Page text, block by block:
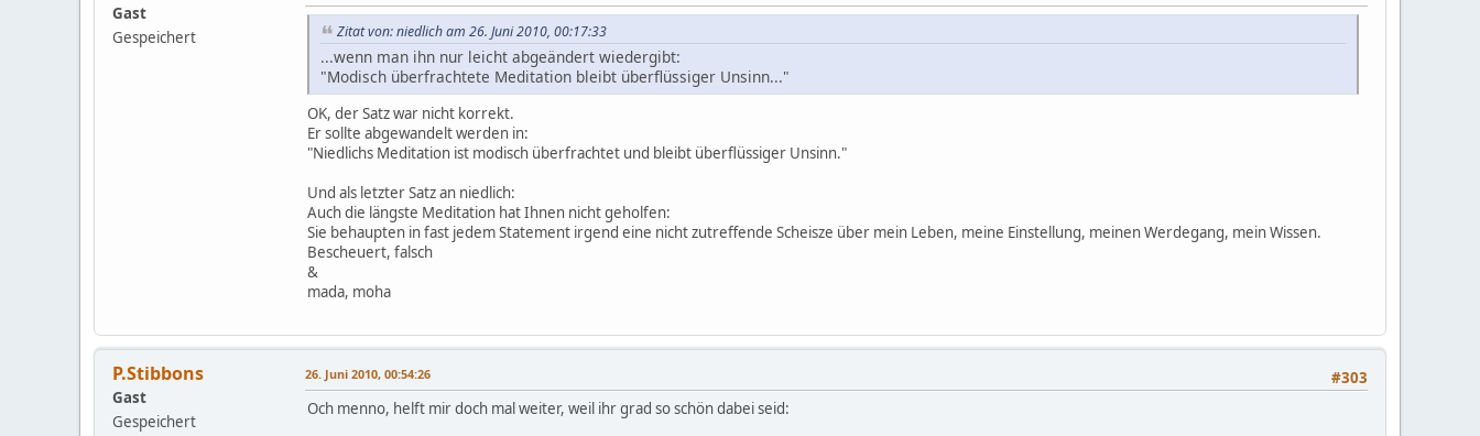
Gast
Gespeichert
Zitat von: niedlich am 26. Juni 2010, 00:17:33
...wenn man ihn nur leicht abgeändert wiedergibt:
"Modisch überfrachtete Meditation bleibt überflüssiger Unsinn..."
OK, der Satz war nicht korrekt.
Er sollte abgewandelt werden in:
"Niedlichs Meditation ist modisch überfrachtet und bleibt überflüssiger Unsinn."
Und als letzter Satz an niedlich:
Auch die längste Meditation hat Ihnen nicht geholfen:
Sie behaupten in fast jedem Statement irgend eine nicht zutreffende Scheisze über mein Leben, meine Einstellung, meinen Werdegang, mein Wissen.
Bescheuert, falsch
&
mada, moha
P.Stibbons
Gast
Gespeichert
#303
26. Juni 2010, 00:54:26
Och menno, helft mir doch mal weiter, weil ihr grad so schön dabei seid: